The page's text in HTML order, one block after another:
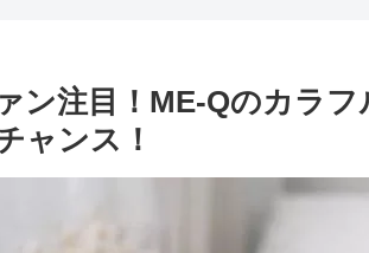
ン注目！ME-Qのカラ
ャンス！